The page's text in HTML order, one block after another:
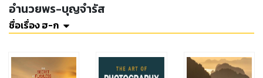
อำนวยพร-บุญจำรัส
ชื่อเรื่อง ฮ-ก